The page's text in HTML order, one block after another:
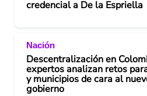
credencial a De la Espriella
Nación
Descentralización en
expertos analizan retos
y municipios de cara al
gobierno